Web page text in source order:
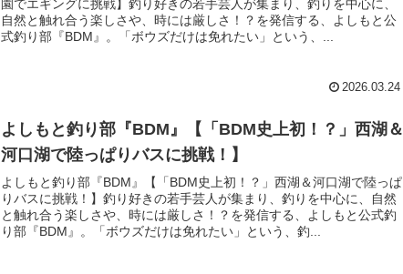
園でエギングに挑戦】釣り好きの若手芸人が集まり、釣りを中心に、
自然と触れ合う楽しさや、時には厳しさ！？を発信する、よしもと公
式釣り部『BDM』。「ボウズだけは免れたい」という、...
2026.03.24
よしもと釣り部『BDM』【「BDM史上初！？」西湖＆
河口湖で陸っぱりバスに挑戦！】
よしもと釣り部『BDM』【「BDM史上初！？」西湖＆河口湖で陸っぱ
りバスに挑戦！】釣り好きの若手芸人が集まり、釣りを中心に、自然
と触れ合う楽しさや、時には厳しさ！？を発信する、よしもと公式釣
り部『BDM』。「ボウズだけは免れたい」という、釣...